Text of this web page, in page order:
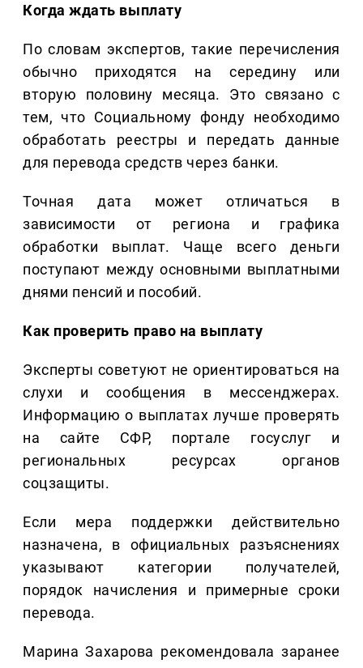
Когда ждать выплату
По словам экспертов, такие перечисления
обычно приходятся на середину или
вторую половину месяца. Это связано с
тем, что Социальному фонду необходимо
обработать реестры и передать данные
для перевода средств через банки.
Точная дата может отличаться в
зависимости от региона и графика
обработки выплат. Чаще всего деньги
поступают между основными выплатными
днями пенсий и пособий.
Как проверить право на выплату
Эксперты советуют не ориентироваться на
слухи и сообщения в мессенджерах.
Информацию о выплатах лучше проверять
на сайте СФР, портале госуслуг и
региональных ресурсах органов
соцзащиты.
Если мера поддержки действительно
назначена, в официальных разъяснениях
указывают категории получателей,
порядок начисления и примерные сроки
перевода.
Марина Захарова рекомендовала заранее